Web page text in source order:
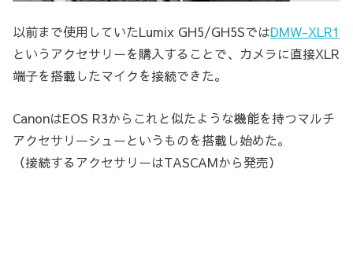
以前まで使用していたLumix GH5/GH5SではDMW-XLR1
というアクセサリーを購入することで、カメラに直接XLR
端子を搭載したマイクを接続できた。
CanonはEOS R3からこれと似たような機能を持つマルチ
アクセサリーシューというものを搭載し始めた。
（接続するアクセサリーはTASCAMから発売）